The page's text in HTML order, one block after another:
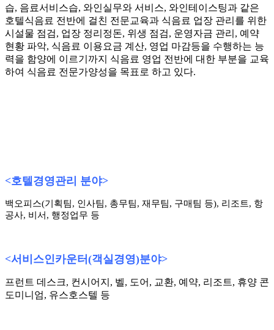
습, 음료서비스습, 와인실무와 서비스, 와인테이스팅과 같은
호텔식음료 전반에 걸친 전문교육과 식음료 업장 관리를 위한
시설물 점검, 업장 정리정돈, 위생 점검, 운영자금 관리, 예약
현황 파악, 식음료 이용요금 계산, 영업 마감등을 수행하는 능
력을 함양에 이르기까지 식음료 영업 전반에 대한 부분을 교육
하여 식음료 전문가양성을 목표로 하고 있다.
<호텔경영관리 분야>
백오피스(기획팀, 인사팀, 총무팀, 재무팀, 구매팀 등), 리조트, 항
공사, 비서, 행정업무 등
<서비스인카운터 (객실경영)분야>
프런트 데스크, 컨시어지, 벨, 도어, 교환, 예약, 리조트, 휴양 콘
도미니엄, 유스호스텔 등